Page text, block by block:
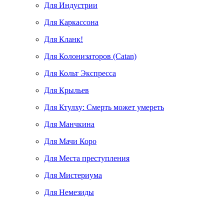
Для Индустрии
Для Каркассона
Для Кланк!
Для Колонизаторов (Catan)
Для Кольт Экспресса
Для Крыльев
Для Ктулху: Смерть может умереть
Для Манчкина
Для Мачи Коро
Для Места преступления
Для Мистериума
Для Немезиды